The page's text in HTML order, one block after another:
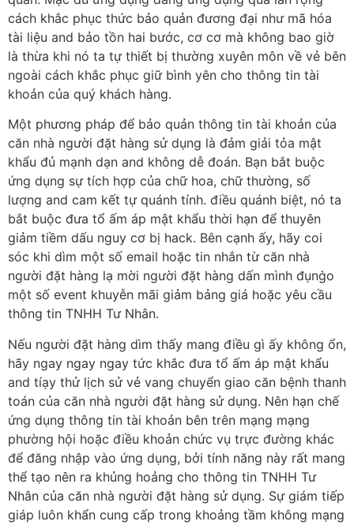
cách khắc phục thức bảo quản đương đại như mã hóa
tài liệu and bảo tồn hai bước, cơ cơ mà không bao giờ
là thừa khi nó ta tự thiết bị thường xuyên môn về vẻ bên
ngoài cách khắc phục giữ bình yên cho thông tin tài
khoản của quý khách hàng.
Một phương pháp để bảo quản thông tin tài khoản của
căn nhà người đặt hàng sử dụng là đảm giải tỏa mật
khẩu đủ mạnh dạn and không dễ đoán. Bạn bắt buộc
ứng dụng sự tích hợp của chữ hoa, chữ thường, số
lượng and cam kết tự quánh tính. điều quánh biệt, nó ta
bắt buộc đưa tổ ấm áp mật khẩu thời hạn để thuyên
giảm tiềm dấu nguy cơ bị hack. Bên cạnh ấy, hãy coi
sóc khi dìm một số email hoặc tin nhắn từ căn nhà
người đặt hàng lạ mời người đặt hàng dấn mình đụng̀o
một số event khuyễn mãi giảm bảng giá hoặc yêu cầu
thông tin TNHH Tư Nhân.
Nếu người đặt hàng dìm thấy mang điều gì ấy không ổn,
hãy ngay ngay ngay tức khắc đưa tổ ấm áp mật khẩu
and tíạy thử lịch sử vẻ vang chuyển giao căn bệnh thanh
toán của căn nhà người đặt hàng sử dụng. Nên hạn chế
ứng dụng thông tin tài khoản bên trên mạng mạng
phường hội hoặc điều khoản chức vụ trực đường khác
để đăng nhập vào ứng dụng, bởi tính năng này rất mang
thể tạo nên ra khủng hoảng cho thông tin TNHH Tư
Nhân của căn nhà người đặt hàng sử dụng. Sự giám tiếp
giáp luôn khẩn cung cấp trong khoảng tầm không mạng